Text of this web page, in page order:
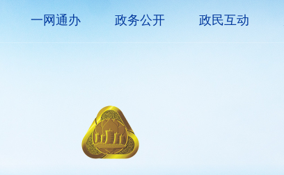
一网通办 政务公开 政民互动